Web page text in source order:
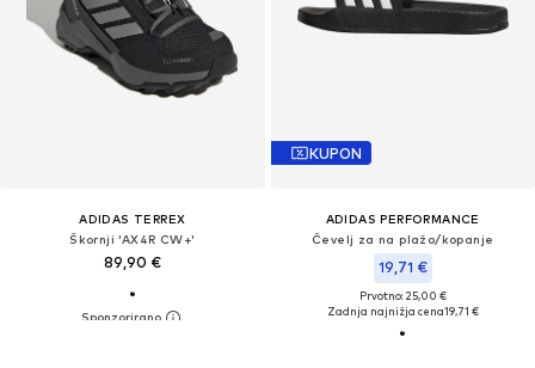
ADIDAS TERREX
Škornji 'AX4R CW+'
89,90 €
KUPON
ADIDAS PERFORMANCE
Čevelj za na plažo/kopanje
19,71 €
Prvotno: 25,00 €
Zadnja najnižja cena19,71 €